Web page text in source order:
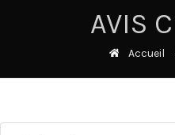
AVIS
Accueil